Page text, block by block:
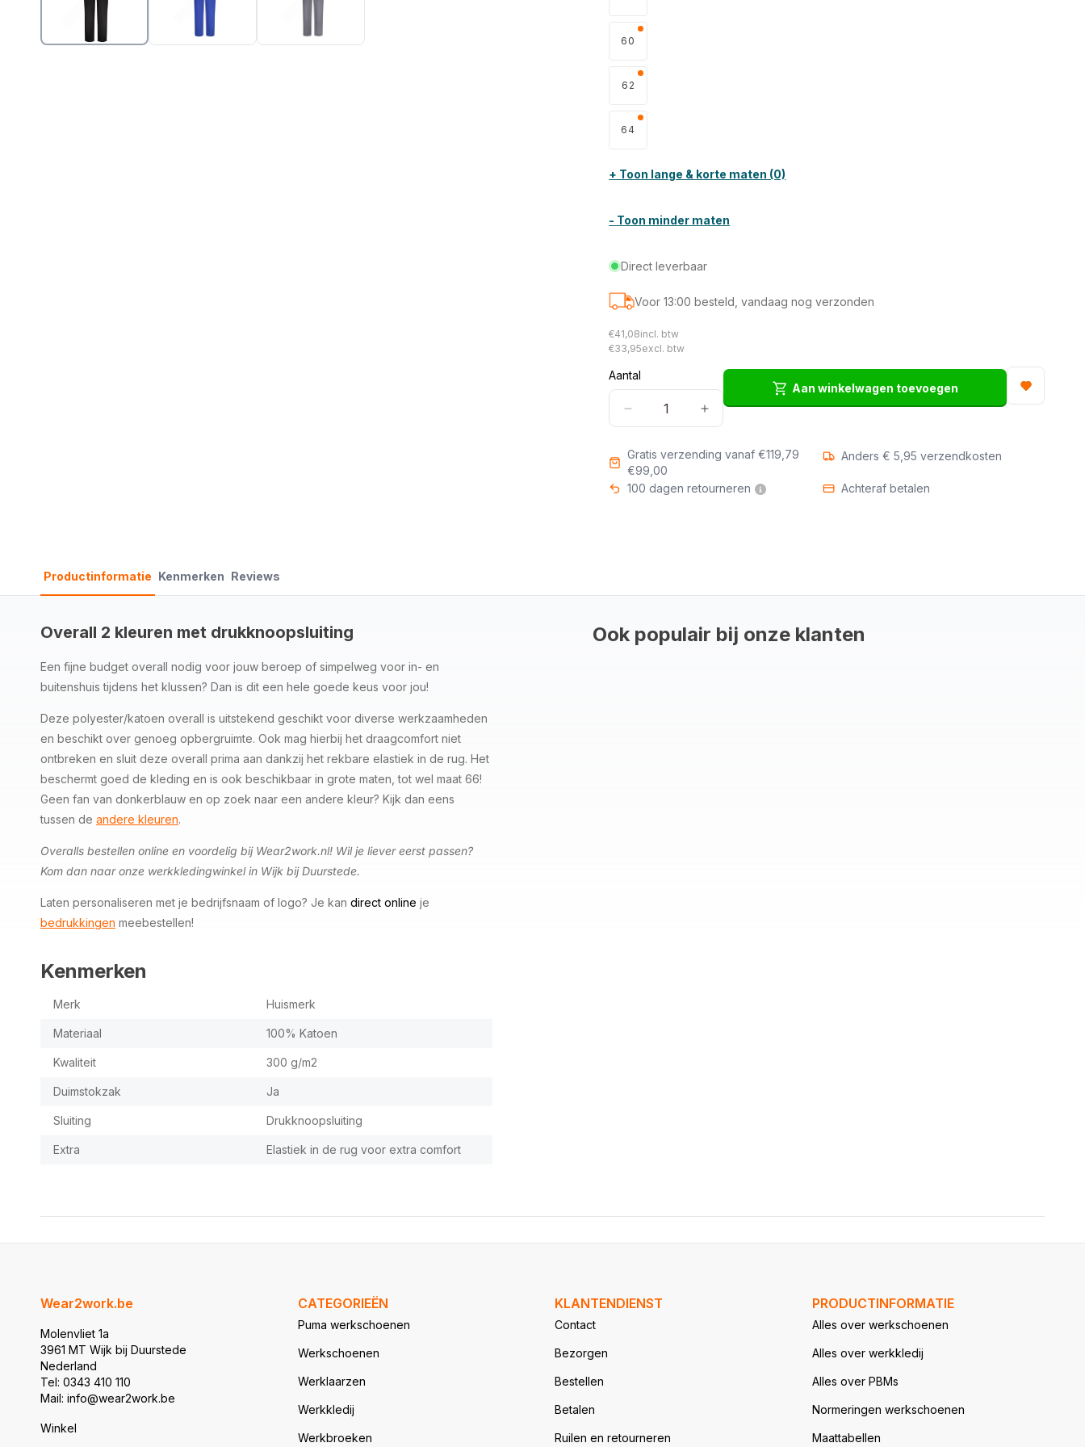
60
62
64
+ Toon lange & korte maten (0)
- Toon minder maten
Direct leverbaar
Voor13:00 besteld, vandaag nog verzonden
Normale
prijs
€41,08incl. btw
€33,95excl. btw
Aantal
Aantal
verlagen
voor
Overall
2
kleuren
Aantal
verhogen
voor
Overall
2
Aan winkelwagen toevoegen
Gratis verzending vanaf€119,79
€99,00
Anders € 5,95 verzendkosten
100 dagen retourneren Achteraf betalen
Productinformatie Kenmerken Reviews
Overall 2 kleuren met drukknoopsluiting
Een fijne budget overall nodig voor jouw beroep of simpelweg voor in- en
buitenshuis tijdens het klussen? Dan is dit een hele goede keus voor jou!
Deze polyester/katoen overall is uitstekend geschikt voor diverse werkzaamheden
en beschikt over genoeg opbergruimte. Ook mag hierbij het draagcomfort niet
ontbreken en sluit deze overall prima aan dankzij het rekbare elastiek in de rug. Het
beschermt goed de kleding en is ook beschikbaar in grote maten, tot wel maat 66!
Geen fan van donkerblauw en op zoek naar een andere kleur? Kijk dan eens
tussen de andere kleuren.
Overalls bestellen online en voordelig bij Wear2work.nl! Wil je liever eerst passen?
Kom dan naar onze werkkledingwinkel in Wijk bij Duurstede.
Laten personaliseren met je bedrijfsnaam of logo? Je kan direct online je
bedrukkingen meebestellen!
Kenmerken
Merk Huismerk
Materiaal 100% Katoen
Kwaliteit 300 g/m2
Duimstokzak Ja
Sluiting Drukknoopsluiting
Extra Elastiek in de rug voor extra comfort
Ook populair bij onze klanten
Wear2work.be
Molenvliet 1a
3961 MT Wijk bij Duurstede
Nederland
Tel: 0343 410 110
Mail: info@wear2work.be
Winkel
CATEGORIEËN
Puma werkschoenen
Werkschoenen
Werklaarzen
Werkkledij
Werkbroeken
KLANTENDIENST
Contact
Bezorgen
Bestellen
Betalen
Ruilen en retourneren
PRODUCTINFORMATIE
Alles over werkschoenen
Alles over werkkledij
Alles over PBMs
Normeringen werkschoenen
Maattabellen